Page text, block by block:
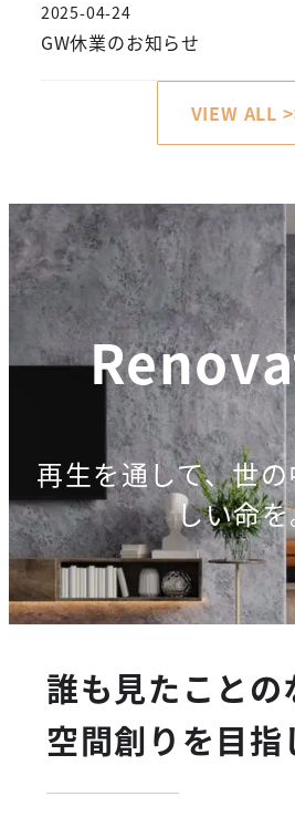
GW休業のお知らせ
投稿日
2025-04-24
VIEW ALL
再生を通して、世
しい命
誰も見たことの
空間創りを目指